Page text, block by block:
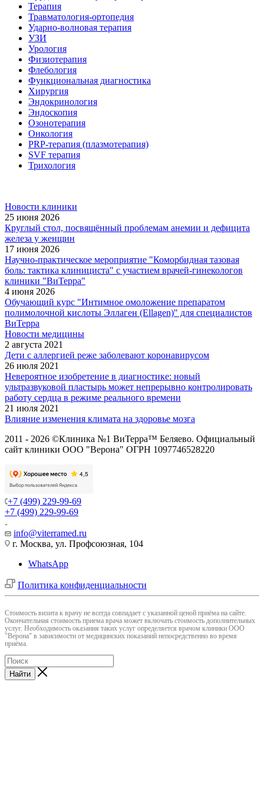
Терапия
Травматология-ортопедия
Ударно-волновая терапия
УЗИ
Урология
Физиотерапия
Флебология
Функциональная диагностика
Хирургия
Эндокринология
Эндоскопия
Озонотерапия
Онкология
PRP-терапия (плазмотерапия)
SVF терапия
Трихология
Новости клиники
25 июня 2026
Круглый стол, посвящённый проблемам анемии и дефицита
железа у женщин
17 июня 2026
Научно-практическое мероприятие "Коморбидная тазовая
боль: тактика клинициста" с участием врачей-гинекологов
клиники "ВиТерра"
4 июня 2026
Обучающий курс "Интимное омоложение препаратом
полимолочной кислоты Эллаген (Ellagen)" для специалистов
ВиТерра
Новости медицины
2 августа 2021
Дети с аллергией реже заболевают коронавирусом
26 июля 2021
Невероятное изобретение в диагностике: новый
ультразвуковой пластырь может непрерывно контролировать
работу сердца в режиме реального времени
21 июля 2021
Влияние изменения климата на здоровье мозга
2011 - 2026 ©Клиника №1 ВиТерра™ Беляево. Официальный
сайт клиники ООО "Верона" ОГРН 1097746528220
+7 (499) 229-99-69
+7 (499) 229-99-69
info@viterramed.ru
г. Москва, ул. Профсоюзная, 104
WhatsApp
Политика конфиденциальности
Cтоимость визита к врачу не всегда совпадает с указанной ценой приёма на сайте.
Окончательная стоимость приема врача может включать стоимость дополнительных
услуг. Необходимость оказания таких услуг определяется врачом клиники ООО
"Верона" в зависимости от медицинских показаний непосредственно во время
приёма.
Найти